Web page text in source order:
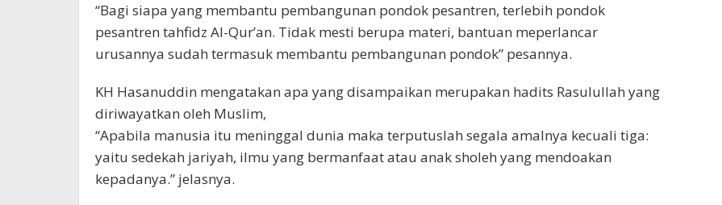
“Bagi siapa yang membantu pembangunan pondok pesantren, terlebih pondok
pesantren tahfidz Al-Qur’an. Tidak mesti berupa materi, bantuan meperlancar
urusannya sudah termasuk membantu pembangunan pondok” pesannya.
KH Hasanuddin mengatakan apa yang disampaikan merupakan hadits Rasulullah yang
diriwayatkan oleh Muslim,
“Apabila manusia itu meninggal dunia maka terputuslah segala amalnya kecuali tiga:
yaitu sedekah jariyah, ilmu yang bermanfaat atau anak sholeh yang mendoakan
kepadanya.” jelasnya.